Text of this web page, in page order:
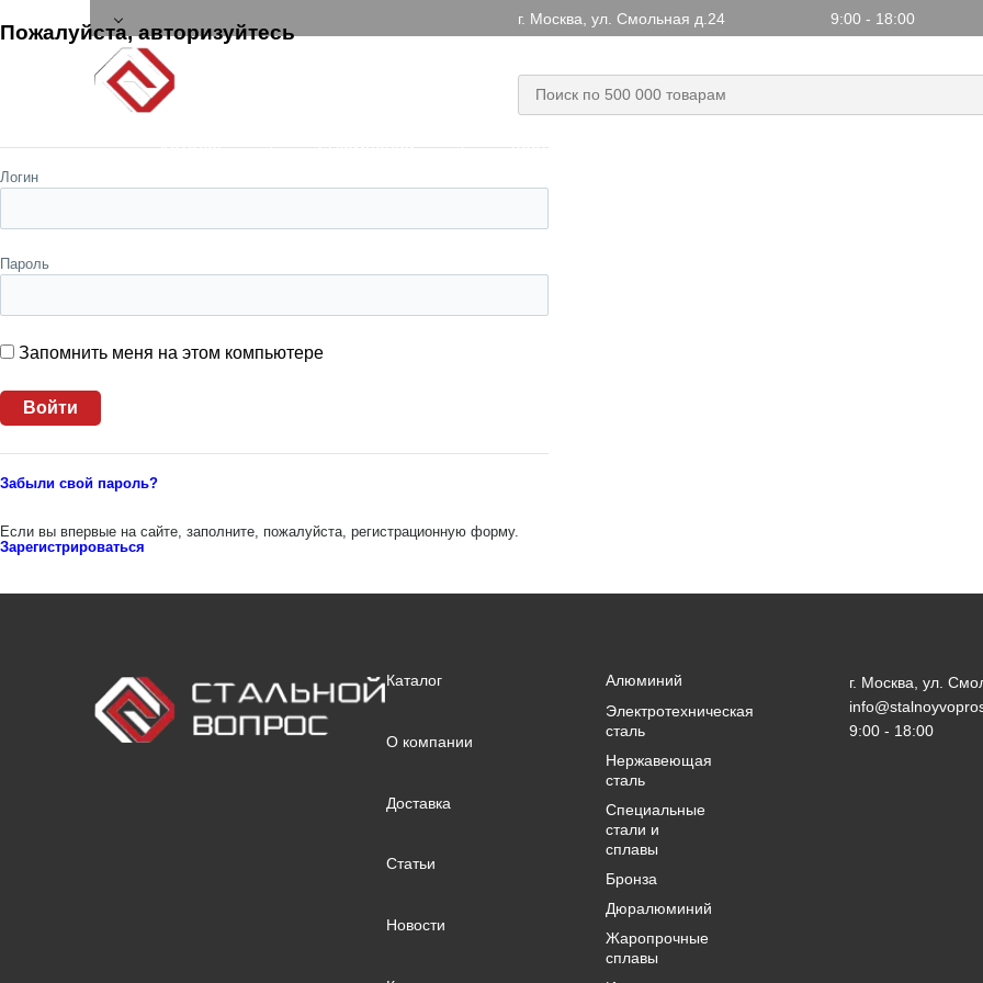
г. Москва, ул. Смольная д.24 9:00 - 18:00
Каталог О компании Доставка
Пожалуйста, авторизуйтесь
Логин
Пароль
Запомнить меня на этом компьютере
Забыли свой пароль?
Если вы впервые на сайте, заполните, пожалуйста, регистрационную форму.
Зарегистрироваться
Каталог
О компании
Доставка
Статьи
Новости
Алюминий
Электротехническая
сталь
Нержавеющая
сталь
Специальные
стали и
сплавы
Бронза
Дюралюминий
Жаропрочные
сплавы
г. Москва, ул.
9:00 - 18:00